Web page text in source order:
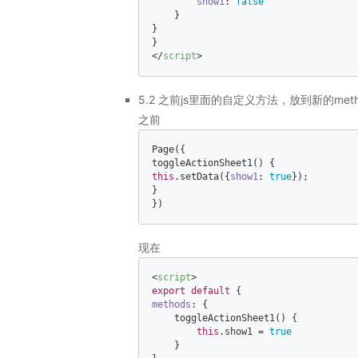
    }
}
</script>
5.2 之前js里面的自定义方法，放到新的
之前
Page({
this .setData({show1 : true});
}
})
现在
<script>
export default
methods : {
    toggleActionSheet1() {
this .show1 = true
    }